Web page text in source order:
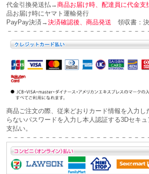
代金引換発送払→商品お届け時、配達員に代金
品お届け時にヤマト運輸発行
PayPay決済→決済確認後、商品発送領収書：
－－－－－－－－－－－－－－－－－－－－－－
商品ご注文の際、従来どおりカード情報を入力し
らないパスワードを入力し本人認証する3Dセキ
支払い。
－－－－－－－－－－－－－－－－－－－－－－